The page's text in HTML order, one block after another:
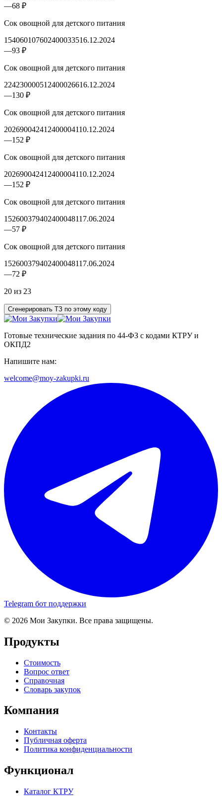
—68 ₽
Сок овощной для детского питания
154060107602400033516.12.2024
—93 ₽
Сок овощной для детского питания
224230000512400026616.12.2024
—130 ₽
Сок овощной для детского питания
202690042412400004110.12.2024
—152 ₽
Сок овощной для детского питания
202690042412400004110.12.2024
—152 ₽
Сок овощной для детского питания
152600379402400048117.06.2024
—57 ₽
Сок овощной для детского питания
152600379402400048117.06.2024
—72 ₽
20 из 23
Сгенерировать ТЗ по этому коду
Готовые технические задания по 44-ФЗ с кодами КТРУ и
ОКПД2
Напишите нам:
welcome@moy-zakupki.ru
Telegram бот поддержки
© 2026 Мои Закупки. Все права защищены.
Продукты
Стоимость
Вопрос ответ
Справочная
Словарь закупок
Компания
Контакты
Публичная оферта
Политика конфиденциальности
Функционал
Каталог КТРУ